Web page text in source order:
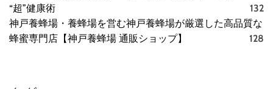
“超”健康術
132
神戸養蜂場・養蜂場を営む神戸養蜂場が厳選した高品質な
蜂蜜専門店【神戸養蜂場 通販ショップ】
128